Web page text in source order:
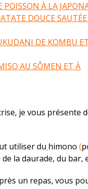
À LA
DOUCE SAUTÉE
DE KOMBU
AU SÔMEN ET À
je vous présente
utiliser du himono (
la daurade, du bar,
un repas, vous